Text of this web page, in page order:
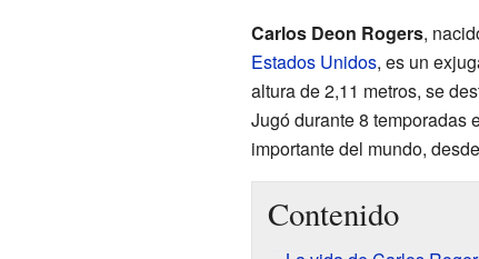
Carlos Deon Rogers,
Estados Unidos, es un
altura de 2,11 metros, se
Jugó durante 8 temporadas
importante del mundo,
Contenido